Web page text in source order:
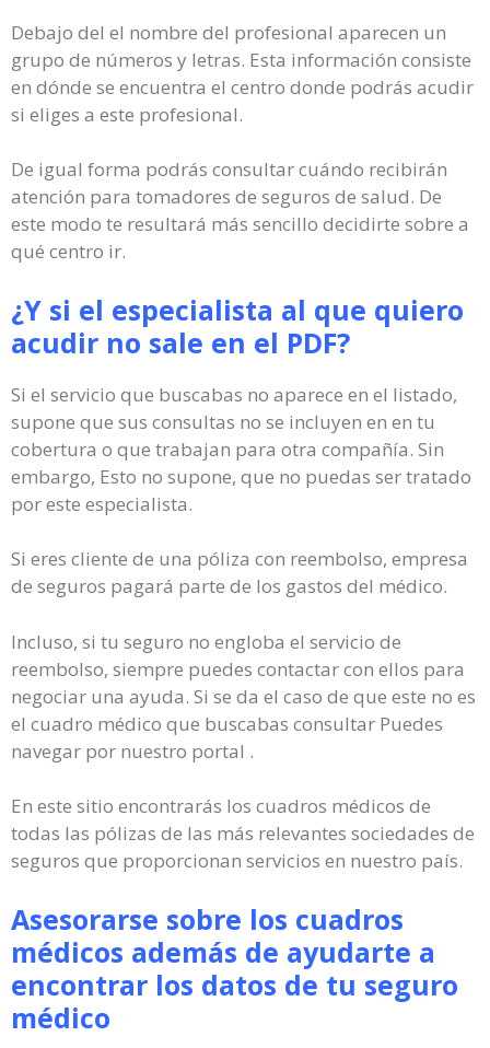
Debajo del el nombre del profesional aparecen un
grupo de números y letras. Esta información consiste
en dónde se encuentra el centro donde podrás acudir
si eliges a este profesional.
De igual forma podrás consultar cuándo recibirán
atención para tomadores de seguros de salud. De
este modo te resultará más sencillo decidirte sobre a
qué centro ir.
¿Y si el especialista al que quiero
acudir no sale en el PDF?
Si el servicio que buscabas no aparece en el listado,
supone que sus consultas no se incluyen en en tu
cobertura o que trabajan para otra compañía. Sin
embargo, Esto no supone, que no puedas ser tratado
por este especialista.
Si eres cliente de una póliza con reembolso, empresa
de seguros pagará parte de los gastos del médico.
Incluso, si tu seguro no engloba el servicio de
reembolso, siempre puedes contactar con ellos para
negociar una ayuda. Si se da el caso de que este no es
el cuadro médico que buscabas consultar Puedes
navegar por nuestro portal .
En este sitio encontrarás los cuadros médicos de
todas las pólizas de las más relevantes sociedades de
seguros que proporcionan servicios en nuestro país.
Asesorarse sobre los cuadros
médicos además de ayudarte a
encontrar los datos de tu seguro
médico